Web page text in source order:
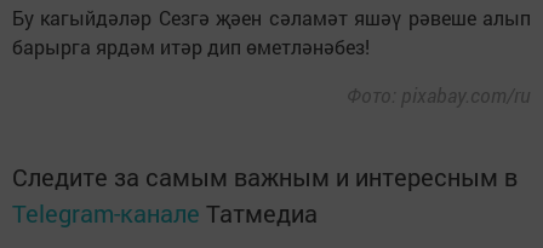
Бу кагыйдәләр Сезгә җәен сәламәт яшәү рәвеше алып
барырга ярдәм итәр дип өметләнәбез!
Фото: pixabay.com/ru
Следите за самым важным и интересным в
Telegram-канале Татмедиа